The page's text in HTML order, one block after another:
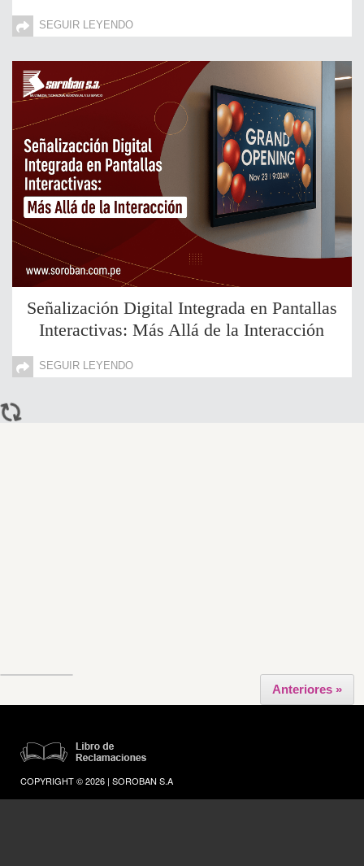
SEGUIR LEYENDO
Señalización Digital Integrada en Pantallas
Interactivas: Más Allá de la Interacción
SEGUIR LEYENDO
Anteriores »
COPYRIGHT © 2026 | SOROBAN S.A